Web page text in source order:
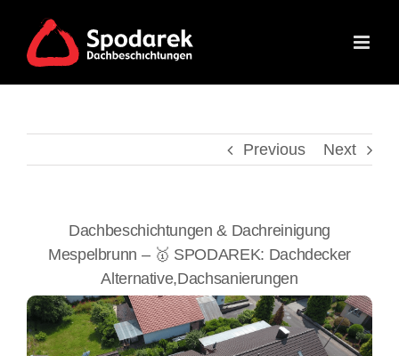
content
Previous Next
Dachbeschichtungen & Dachreinigung
Mespelbrunn – 🥇 SPODAREK: Dachdecker
Alternative,Dachsanierungen